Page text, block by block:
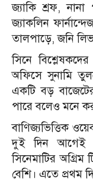
জ্যাকি শ্রফ, নানা
জ্যাকলিন
তালপাড়ে, জনি
সিনে
অফিসে সুনামি
একটি বড়
পারে বলেও মনে
বাণিজ্যভিত্তিক
দুই দিন আগেই
সিনেমাটির অগ্রিম
বেশি। এতে প্রথম